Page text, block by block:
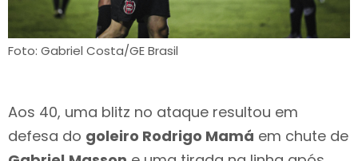
Foto: Gabriel Costa/GE Brasil
Aos 40, uma blitz no ataque resultou em
defesa do goleiro Rodrigo Mamá em chute de